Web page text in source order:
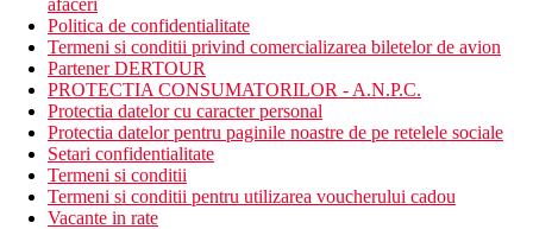
Politica de confidentialitate
Termeni si conditii privind comercializarea biletelor de avion
Partener DERTOUR
PROTECTIA CONSUMATORILOR - A.N.P.C.
Protectia datelor cu caracter personal
Protectia datelor pentru paginile noastre de pe retelele sociale
Setari confidentialitate
Termeni si conditii
Termeni si conditii pentru utilizarea voucherului cadou
Vacante in rate